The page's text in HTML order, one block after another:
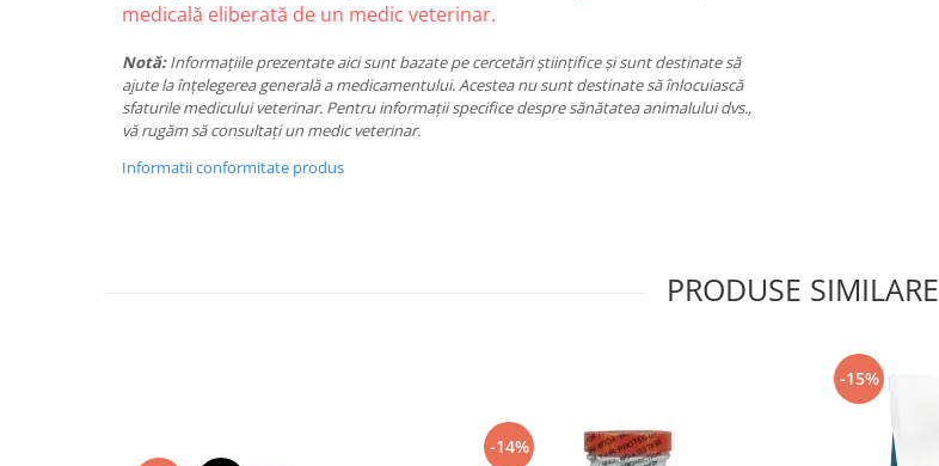
medicală eliberată de un medic veterinar.
Notă:Informațiile prezentate aici sunt bazate pe cercetări științifice și sunt destinate să
ajute la înțelegerea generală a medicamentului. Acestea nu sunt destinate să înlocuiască
sfaturile medicului veterinar. Pentru informații specifice despre sănătatea animalului dvs.,
vă rugăm să consultați un medic veterinar.
Informatii conformitate produs
PRODUSE SIMILARE
-14%
-15%